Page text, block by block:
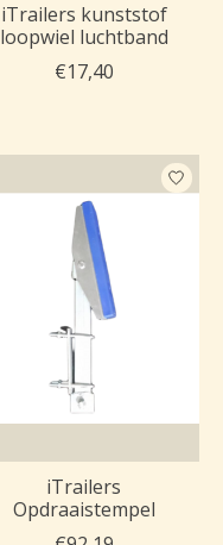
iTrailers kunststof
loopwiel luchtband
€17,40
iTrailers
Opdraaistempel